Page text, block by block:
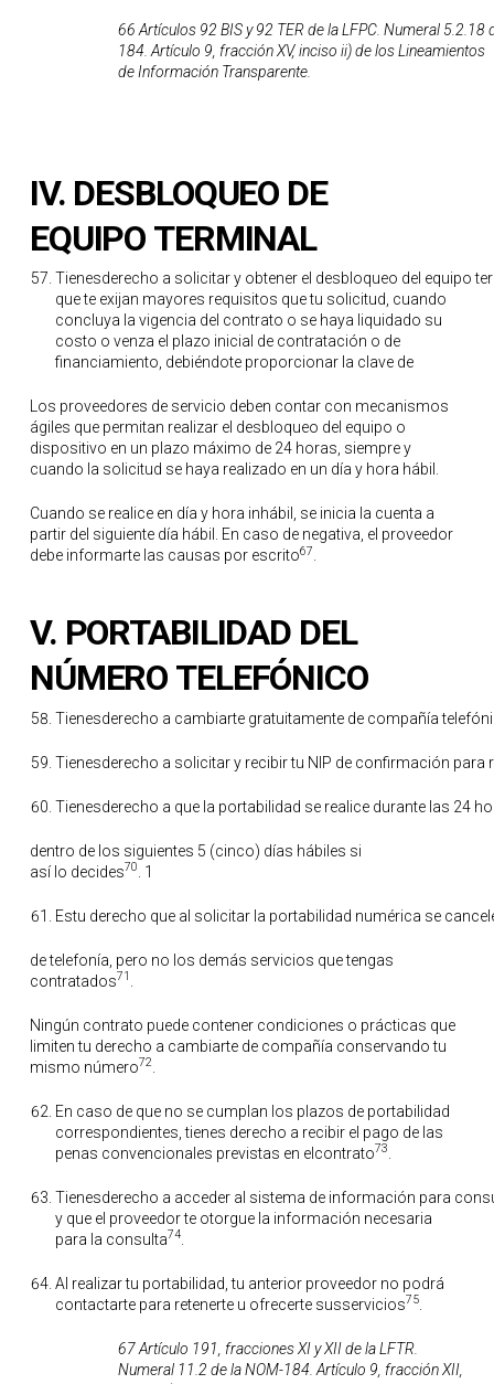
66 Artículos 92 BIS y 92 TER de la LFPC. Numeral 5.2.18
184. Artículo 9, fracción XV, inciso ii) de los Lineamientos
de Información Transparente.
IV. DESBLOQUEO DE
EQUIPO TERMINAL
Tienesderecho a solicitar y obtener el desbloqueo del equipo
que te exijan mayores requisitos que tu solicitud, cuando
concluya la vigencia del contrato o se haya liquidado su
costo o venza el plazo inicial de contratación o de
financiamiento, debiéndote proporcionar la clave de
Los proveedores de servicio deben contar con mecanismos
ágiles que permitan realizar el desbloqueo del equipo o
dispositivo en un plazo máximo de 24 horas, siempre y
cuando la solicitud se haya realizado en un día y hora hábil.
Cuando se realice en día y hora inhábil, se inicia la cuenta a
partir del siguiente día hábil. En caso de negativa, el proveedor
debe informarte las causas por escrito67
V. PORTABILIDAD DEL
NÚMERO TELEFÓNICO
Tienesderecho a cambiarte gratuitamente de compañía
Tienesderecho a solicitar y recibir tu NIP de confirmación
Tienesderecho a que la portabilidad se realice durante las 24
dentro de los siguientes 5 (cinco) días hábiles si
así lo decides70 . 1
Estu derecho que al solicitar la portabilidad numérica se
de telefonía, pero no los demás servicios que tengas
contratados71
Ningún contrato puede contener condiciones o prácticas que
limiten tu derecho a cambiarte de compañía conservando tu
mismo número72.
En caso de que no se cumplan los plazos de portabilidad
correspondientes, tienes derecho a recibir el pago de las
penas convencionales previstas en elcontrato73
Tienesderecho a acceder al sistema de información para
y que el proveedor te otorgue la información necesaria
para la consulta74
Al realizar tu portabilidad, tu anterior proveedor no podrá
contactarte para retenerte u ofrecerte susservicios75
67 Artículo 191, fracciones XI y XII de la LFTR.
Numeral 11.2 de la NOM-184. Artículo 9, fracción XII,